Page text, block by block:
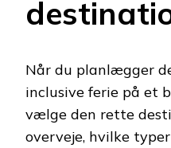
Når du planlægger
inclusive ferie på et
vælge den rette
overveje, hvilke